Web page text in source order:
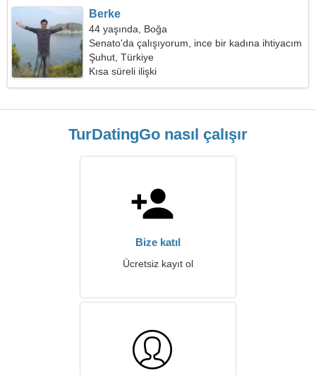
Berke
44 yaşında, Boğa
Senato'da çalışıyorum, ince bir kadına ihtiyacım
var
Şuhut, Türkiye
Kısa süreli ilişki
TurDatingGo nasıl çalışır
Bize katıl
Ücretsiz kayıt ol